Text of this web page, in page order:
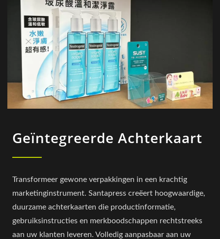
Geïntegreerde Achterkaart
Transformeer gewone verpakkingen in een krachtig
marketinginstrument. Santapress creëert hoogwaardige,
duurzame achterkaarten die productinformatie,
gebruiksinstructies en merkboodschappen rechtstreeks
aan uw klanten leveren. Volledig aanpasbaar aan uw